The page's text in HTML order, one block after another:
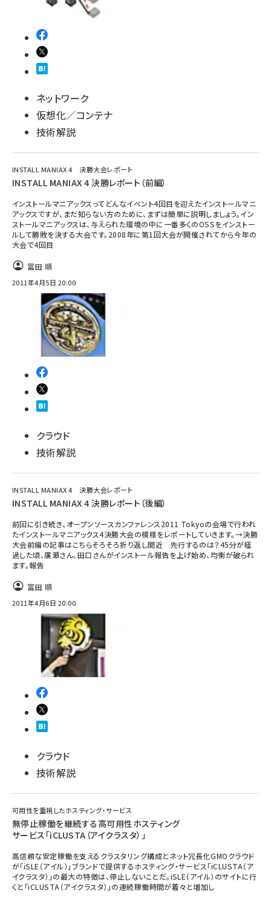
ネットワーク
仮想化／コンテナ
技術解説
INSTALL MANIAX 4 決勝大会レポート
INSTALL MANIAX 4 決勝レポート（前編）
インストールマニアックスってどんなイベント4回目を迎えたインストールマニ
アックスですが、まだ知らない方のために、まずは簡単に説明しましょう。イン
ストールマニアックスは、与えられた環境の中に一番多くのOSSをインストー
ルして勝敗を決する大会です。2008年に第1回大会が開催されてから今年の
大会で4回目
冨田 順
2011年4月5日 20:00
クラウド
技術解説
INSTALL MANIAX 4 決勝大会レポート
INSTALL MANIAX 4 決勝レポート（後編）
前回に引き続き、オープンソースカンファレンス2011 Tokyoの会場で行われ
たインストールマニアックス4決勝大会の模様をレポートしていきます。→決勝
大会前編の記事はこちらそろそろ折り返し間近 先行するのは？45分が経
過した頃、廣瀬さん、田口さんがインストール報告を上げ始め、均衡が破られ
ます。報告
冨田 順
2011年4月6日 20:00
クラウド
技術解説
可用性を重視したホスティング・サービス
無停止稼働を継続する高可用性ホスティング
サービス「iCLUSTA（アイクラスタ）」
高信頼な安定稼働を支えるクラスタリング構成とネット冗長化GMOクラウド
が「iSLE（アイル）」ブランドで提供するホスティング・サービス「iCLUSTA（ア
イクラスタ）」の最大の特徴は、停止しないことだ。iSLE（アイル）のサイトに行
くと「iCLUSTA（アイクラスタ）」の連続稼働時間が着々と増加し